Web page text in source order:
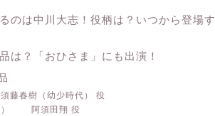
のは中川大志！役柄は？いつから登場す
は？「おひさま」にも出演！
藤春樹（幼少時代） 役
） 阿須田翔 役